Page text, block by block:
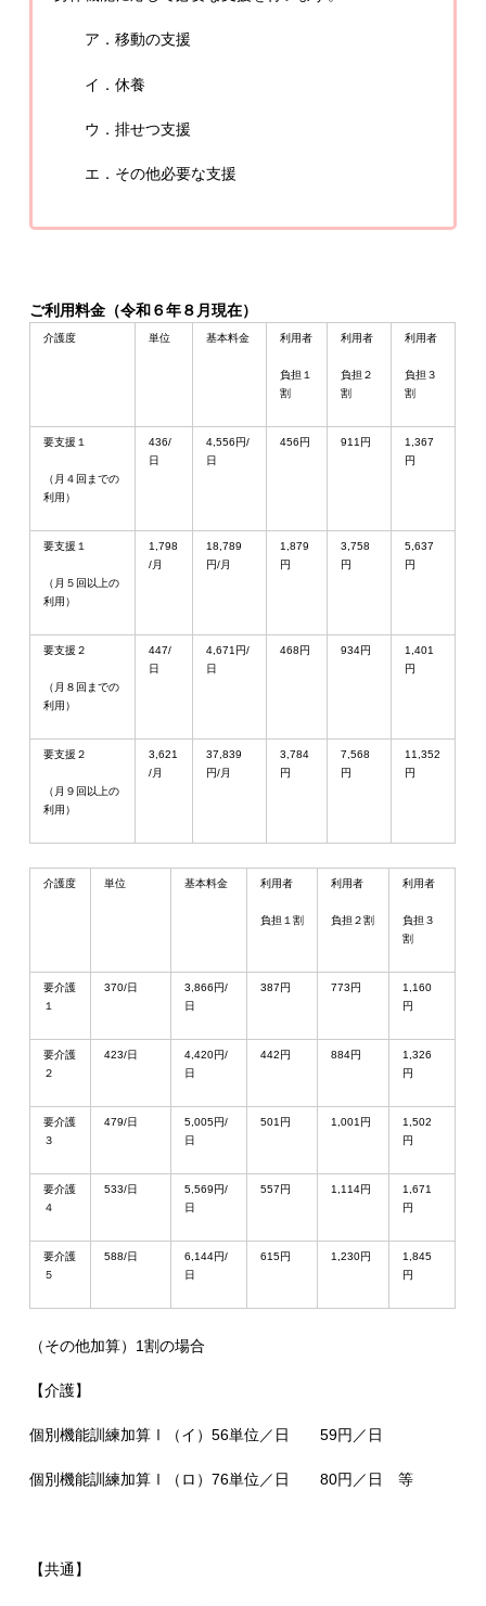
ア．移動の支援
イ．休養
ウ．排せつ支援
エ．その他必要な支援
ご利用料金（令和６年８月現在）
介護度 単位 基本料金 利用者
負担１
割
利用者
負担２
割
利用者
負担３
割
要支援１
（月４回までの
利用）
436/
日
4,556円/
日
456円 911円
1,367
円
要支援１
（月５回以上の
利用）
1,798
/月
18,789
円/月
1,879
円
3,758
円
5,637
円
要支援２
（月８回までの
利用）
447/
日
4,671円/
日
468円 934円
1,401
円
要支援２
（月９回以上の
利用）
3,621
/月
37,839
円/月
3,784
円
7,568
円
11,352
円
介護度 単位 基本料金 利用者
負担１割
利用者
負担２割
利用者
負担３
割
要介護
１
370/日
3,866円/
日
387円 773円
1,160
円
要介護
２
423/日
4,420円/
日
442円 884円
1,326
円
要介護
３
479/日
5,005円/
日
501円 1,001円
1,502
円
要介護
４
533/日
5,569円/
日
557円 1,114円
1,671
円
要介護
５
588/日
6,144円/
日
615円 1,230円
1,845
円
（その他加算）1割の場合
【介護】
個別機能訓練加算Ⅰ（イ）56単位／日 59円／日
個別機能訓練加算Ⅰ（ロ）76単位／日 80円／日 等
【共通】